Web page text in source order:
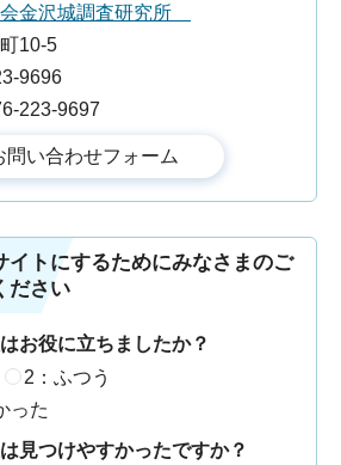
金沢城調査研究所
10-5
9696
223-9697
イトにするためにみなさまのご
ださい
お役に立ちましたか？
2：ふつう
った
見つけやすかったですか？